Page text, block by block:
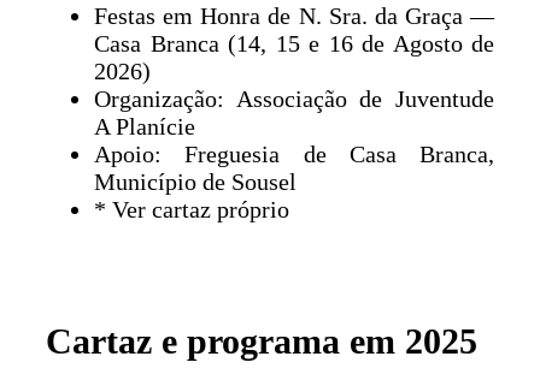
Festas em Honra de N. Sra. da Graça —
Casa Branca (14, 15 e 16 de Agosto de
2026)
Organização: Associação de Juventude
A Planície
Apoio: Freguesia de Casa Branca,
Município de Sousel
* Ver cartaz próprio
Cartaz e programa em 2025